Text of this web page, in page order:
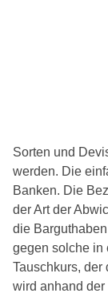
Sorten und
werden. Die
Banken. Die
der Art der
die
gegen solche in
Tauschkurs, der
wird anhand